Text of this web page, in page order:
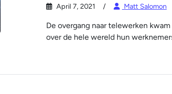
April 7, 2021 Matt Salomon
De overgang naar telewerken
over de hele wereld hun